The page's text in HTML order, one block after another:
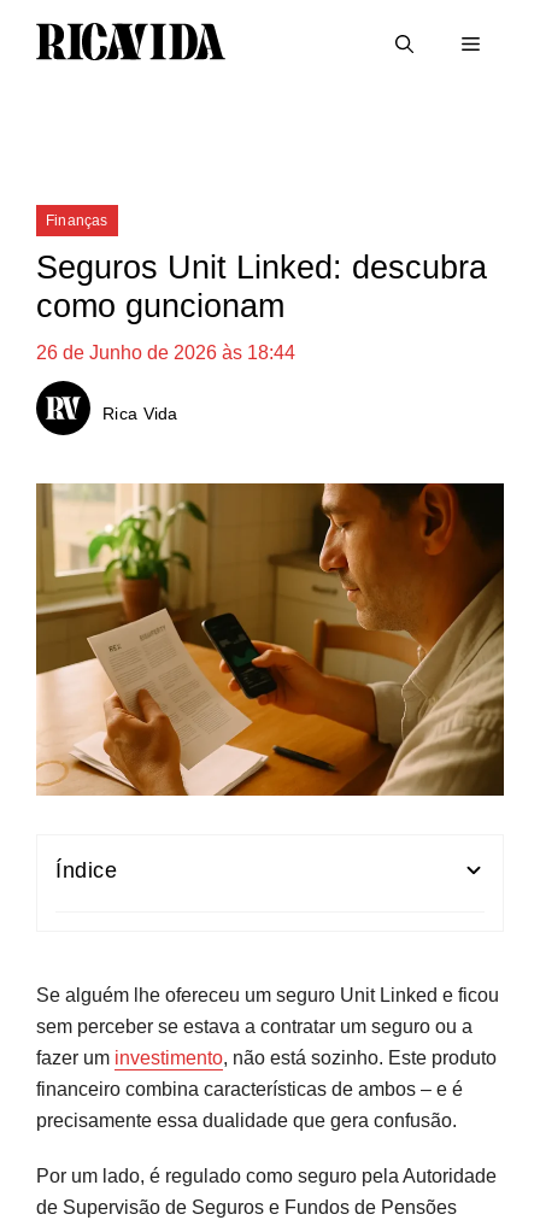
Categorias
Finanças
Seguros Unit Linked: descubra
como guncionam
26 de Junho de 2026 às 18:44
Rica Vida
Índice
Como funcionam na prática: prémios, fundos e
resgates
Riscos, garantias e diferenças face a outros
Fiscalidade dos Unit Linked em Portugal
Se alguém lhe ofereceu um seguro Unit Linked e ficou
sem perceber se estava a contratar um seguro ou a
fazer um investimento, não está sozinho. Este produto
financeiro combina características de ambos – e é
precisamente essa dualidade que gera confusão.
Por um lado, é regulado como seguro pela Autoridade
de Supervisão de Seguros e Fundos de Pensões